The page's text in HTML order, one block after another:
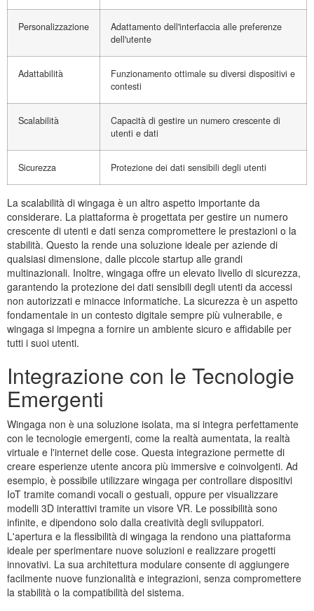
Personalizzazione
Adattamento dell'interfaccia alle preferenze
dell'utente
Adattabilità
Funzionamento ottimale su diversi dispositivi e
contesti
Scalabilità
Capacità di gestire un numero crescente di
utenti e dati
Sicurezza Protezione dei dati sensibili degli utenti
La scalabilità di wingaga è un altro aspetto importante da
considerare. La piattaforma è progettata per gestire un numero
crescente di utenti e dati senza compromettere le prestazioni o la
stabilità. Questo la rende una soluzione ideale per aziende di
qualsiasi dimensione, dalle piccole startup alle grandi
multinazionali. Inoltre, wingaga offre un elevato livello di sicurezza,
garantendo la protezione dei dati sensibili degli utenti da accessi
non autorizzati e minacce informatiche. La sicurezza è un aspetto
fondamentale in un contesto digitale sempre più vulnerabile, e
wingaga si impegna a fornire un ambiente sicuro e affidabile per
tutti i suoi utenti.
Integrazione con le Tecnologie
Emergenti
Wingaga non è una soluzione isolata, ma si integra perfettamente
con le tecnologie emergenti, come la realtà aumentata, la realtà
virtuale e l'internet delle cose. Questa integrazione permette di
creare esperienze utente ancora più immersive e coinvolgenti. Ad
esempio, è possibile utilizzare wingaga per controllare dispositivi
IoT tramite comandi vocali o gestuali, oppure per visualizzare
modelli 3D interattivi tramite un visore VR. Le possibilità sono
infinite, e dipendono solo dalla creatività degli sviluppatori.
L'apertura e la flessibilità di wingaga la rendono una piattaforma
ideale per sperimentare nuove soluzioni e realizzare progetti
innovativi. La sua architettura modulare consente di aggiungere
facilmente nuove funzionalità e integrazioni, senza compromettere
la stabilità o la compatibilità del sistema.